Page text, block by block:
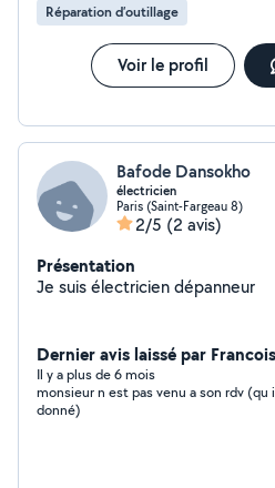
Réparation d’outillage
Voir le profil
Bafode Dansokho
électricien
Paris (Saint-Fargeau 8)
2/5 (2 avis)
Présentation
Je suis électricien dépanneur
Dernier avis laissé par
Il y a plus de 6 mois
monsieur n est pas venu a son rdv
donné)